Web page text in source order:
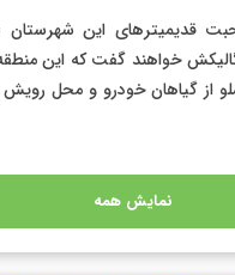
قدیمی­ترهای این شهرستان
خواهند گفت که این
از گیاهان خودرو و محل رویش
نمایش همه